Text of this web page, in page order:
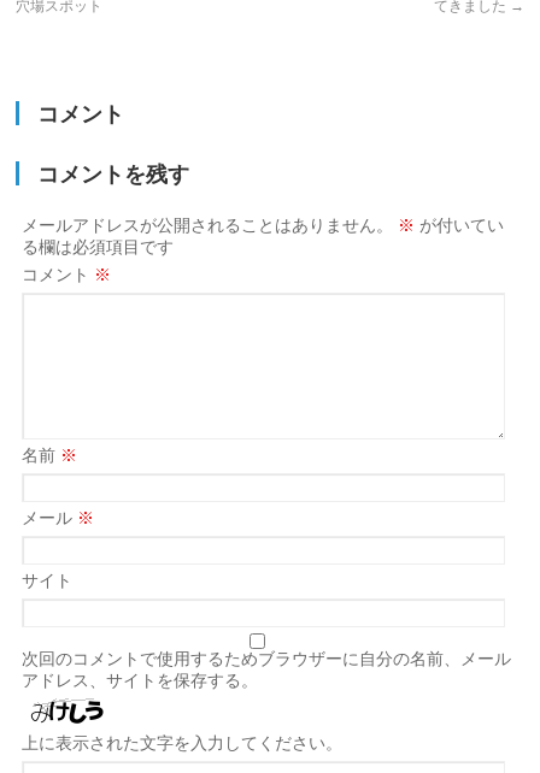
穴場スポット
てきました →
コメント
コメントを残す
メールアドレスが公開されることはありません。 ※ が付いてい
る欄は必須項目です
コメント ※
名前 ※
メール ※
サイト
次回のコメントで使用するためブラウザーに自分の名前、メール
アドレス、サイトを保存する。
上に表示された文字を入力してください。